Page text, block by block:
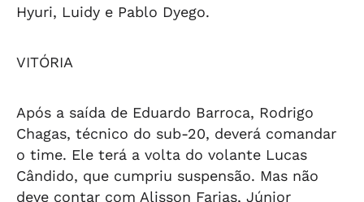
Hyuri, Luidy e Pablo Dyego.
VITÓRIA
Após a saída de Eduardo Barroca, Rodrigo
Chagas, técnico do sub-20, deverá comandar
o time. Ele terá a volta do volante Lucas
Cândido, que cumpriu suspensão. Mas não
deve contar com Alisson Farias, Júnior